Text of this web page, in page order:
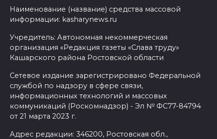
Наименование (название) средства массовой
информации: kasharynews.ru
Учредитель: Автономная некоммерческая
организация «Редакция газеты «Слава труду»
Кашарского района Ростовской области
Сетевое издание зарегистрировано Федеральной
службой по надзору в сфере связи,
информационных технологий и массовых
коммуникаций (Роскомнадзор) - Эл № ФС77-84794
от 21 марта 2023 г.
Адрес редакции: 346200, Ростовская обл.,